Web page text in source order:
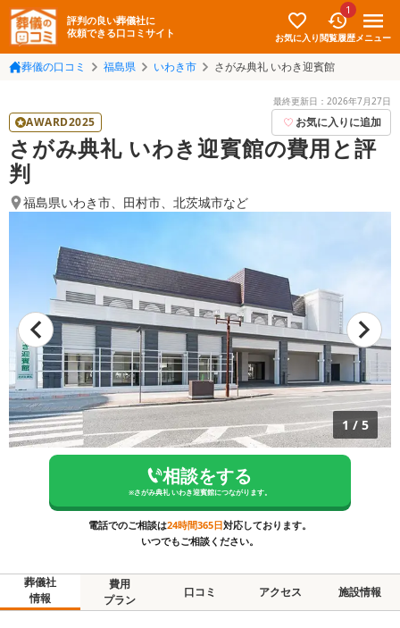
評判の良い葬儀社に
依頼できる口コミサイト
お気に入り
1
閲覧履歴メニュー
葬儀の口コミ 福島県 いわき市 さがみ典礼 いわき迎賓館
最終更新日： 2026年7月27日
AWARD2025 お気に入りに追加
さがみ典礼 いわき迎賓館の費用と評
判
福島県いわき市、 田村市、 北茨城市など
1 / 5
相談をする
※さがみ典礼 いわき迎賓館につながります。
電話でのご相談は24時間365日対応しております。
いつでもご相談ください。
葬儀社
情報
費用
プラン
口コミ アクセス 施設情報